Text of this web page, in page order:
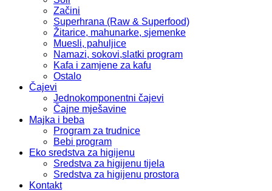
Začini
Superhrana (Raw & Superfood)
Žitarice, mahunarke, sjemenke
Muesli, pahuljice
Namazi, sokovi,slatki program
Kafa i zamjene za kafu
Ostalo
Čajevi
Jednokomponentni čajevi
Čajne mješavine
Majka i beba
Program za trudnice
Bebi program
Eko sredstva za higijenu
Sredstva za higijenu tijela
Sredstva za higijenu prostora
Kontakt